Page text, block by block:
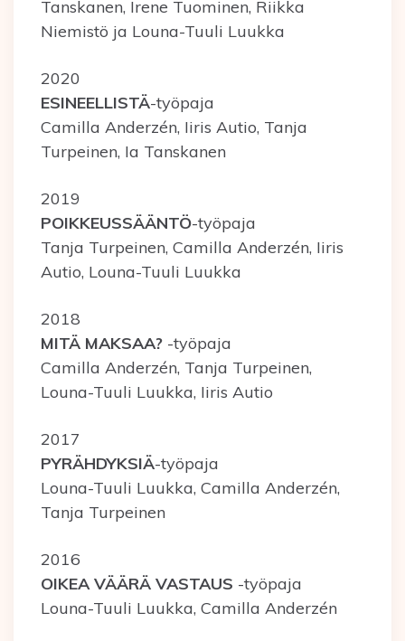
Tanskanen, Irene Tuominen, Riikka
Niemistö ja Louna-Tuuli Luukka
2020
ESINEELLISTÄ-työpaja
Camilla Anderzén, Iiris Autio, Tanja
Turpeinen, Ia Tanskanen
2019
POIKKEUSSÄÄNTÖ-työpaja
Tanja Turpeinen, Camilla Anderzén, Iiris
Autio, Louna-Tuuli Luukka
2018
MITÄ MAKSAA? -työpaja
Camilla Anderzén, Tanja Turpeinen,
Louna-Tuuli Luukka, Iiris Autio
2017
PYRÄHDYKSIÄ-työpaja
Louna-Tuuli Luukka, Camilla Anderzén,
Tanja Turpeinen
2016
OIKEA VÄÄRÄ VASTAUS -työpaja
Louna-Tuuli Luukka, Camilla Anderzén